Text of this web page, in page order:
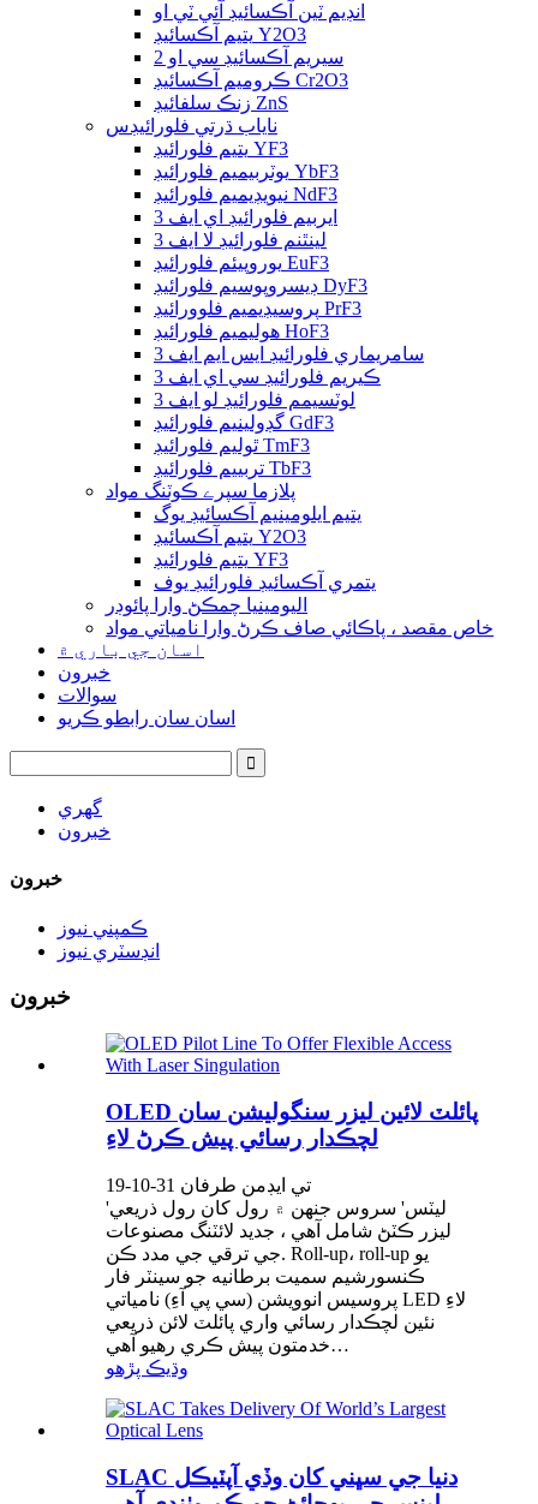
انڊيم ٽين آڪسائيڊ آئي ٽي او
يتيم آڪسائيڊ Y2O3
سيريم آڪسائيڊ سي او 2
ڪروميم آڪسائيڊ Cr2O3
زنڪ سلفائيڊ ZnS
ناياب ڌرتي فلورائيڊس
يتيم فلورائيڊ YF3
يوٽربيميم فلورائيڊ YbF3
نيويڊيميم فلورائيڊ NdF3
ايربيم فلورائيڊ اي ايف 3
لينٿنم فلورائيڊ لا ايف 3
يوروپيئم فلورائيڊ EuF3
ڊيسروپوسيم فلورائيڊ DyF3
پروسيڊيميم فلوورائيڊ PrF3
هوليميم فلورائيڊ HoF3
سامريماري فلورائيڊ ايس ايم ايف 3
ڪيريم فلورائيڊ سي اي ايف 3
لوٽسيمم فلورائيڊ لو ايف 3
گڊولينيم فلورائيڊ GdF3
ٿوليم فلورائيڊ TmF3
تربييم فلورائيڊ TbF3
پلازما سپرے ڪوٽنگ مواد
يتيم ايلومينيم آڪسائيڊ يوگ
يتيم آڪسائيڊ Y2O3
يتيم فلورائيڊ YF3
يتمري آڪسائيڊ فلورائيڊ يوف
اليومينيا چمڪڻ وارا پائوڊر
خاص مقصد ، پاڪائي صاف ڪرڻ وارا نامياتي مواد
اسان جي باري ۾
خبرون
سوالات
اسان سان رابطو ڪريو
گهري
خبرون
خبرون
ڪمپني نيوز
انڊسٽري نيوز
خبرون
OLED پائلٽ لائين ليزر سنگوليشن سان
لچڪدار رسائي پيش ڪرڻ لاءِ
19-10-31 تي ايڊمن طرفان
'ليٽس' سروس جنهن ۾ رول کان رول ذريعي
ليزر ڪٽڻ شامل آهي ، جديد لائٽنگ مصنوعات
جي ترقي جي مدد ڪن. Roll-up، roll-up يو
ڪنسورشيم سميت برطانيه جو سينٽر فار
پروسيس انوويشن (سي پي آءِ) نامياتي LED لاءِ
نئين لچڪدار رسائي واري پائلٽ لائن ذريعي
خدمتون پيش ڪري رهيو آهي…
وڌيڪ پڙهو
SLAC دنيا جي سڀني کان وڏي آپٽيڪل